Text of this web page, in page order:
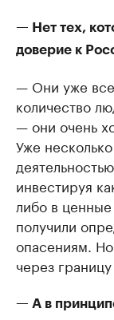
— Нет тех,
доверие к
— Они уже
количество
— они очень
Уже
инвестируя
либо в
получили
опасениям.
через
— А в